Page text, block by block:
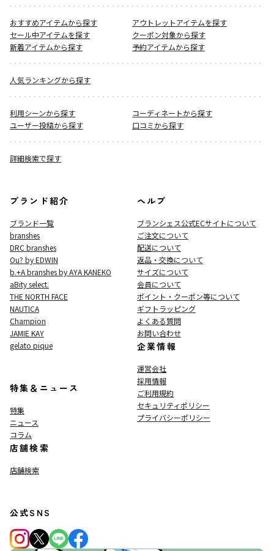
おすすめアイテムから探す
アウトレットアイテムを探す
セール中アイテムを探す
クーポン対象から探す
新着アイテムから探す
予約アイテムから探す
人気ランキングから探す
利用シーンから探す
コーディネートから探す
ユーザー投稿から探す
口コミから探す
詳細検索で探す
ブランド紹介
ブランド一覧
branshes
DRC branshes
Ou? by EDWIN
b.+A branshes by AYA KANEKO
aBity select.
THE NORTH FACE
NAUTICA
Champion
JAMIE KAY
gelato pique
特集＆ニュース
特集
ニュース
コラム
店舗検索
店舗検索
ヘルプ
ブランシェス公式ECサイトについて
ご注文について
配送について
返品・交換について
サイズについて
会員について
ポイント・クーポン等について
ギフトラッピング
よくある質問
お問い合わせ
企業情報
運営会社
採用情報
ご利用規約
セキュリティポリシー
プライバシーポリシー
公式SNS